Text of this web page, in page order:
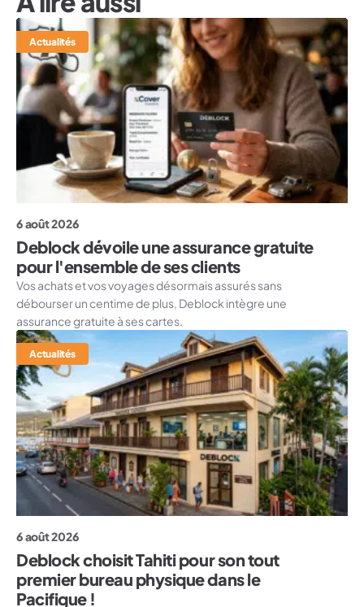
Actualités
6 août 2026
Deblock dévoile une assurance gratuite
pour l'ensemble de ses clients
Vos achats et vos voyages désormais assurés sans
débourser un centime de plus, Deblock intègre une
assurance gratuite à ses cartes.
Actualités
6 août 2026
Deblock choisit Tahiti pour son tout
premier bureau physique dans le
Pacifique !